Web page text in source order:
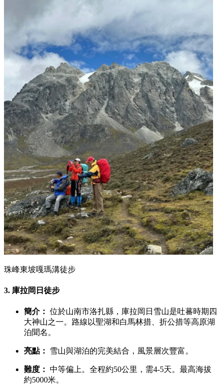
珠峰東坡嘎瑪溝徒步
3. 庫拉岡日徒步
簡介： 位於山南市洛扎縣，庫拉岡日雪山是吐蕃時期四
大神山之一。路線以聖湖和白馬林措、折公措等高原湖
泊聞名。
亮點： 雪山與湖泊的完美結合，風景層次豐富。
難度： 中等偏上。全程約50公里，需4-5天。最高海拔
約5000米。